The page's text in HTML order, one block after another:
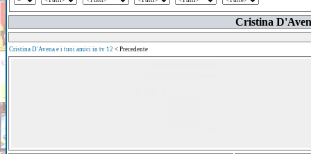
Cristina
Cristina D'Avena e i tuoi amici in tv 12 < Precedente